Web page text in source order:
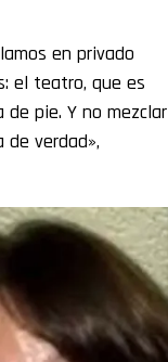
en privado
el teatro, que es
pie. Y no mezclar
verdad»,